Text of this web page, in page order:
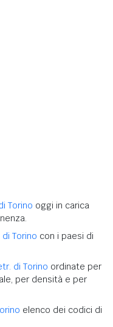
Torino oggi in carica
Torino con i paesi di
di Torino ordinate per
per densità e per
elenco dei codici di